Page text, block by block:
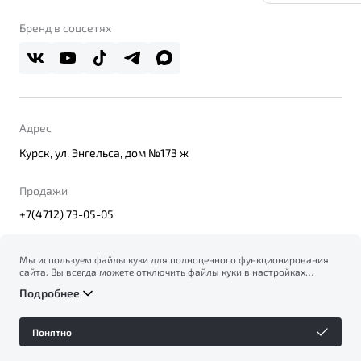
О дилерском центре
Правовая информация
Бренд в соцсетях
Адрес
Курск, ул. Энгельса, дом №173 ж
Продажи
+7(4712) 73-05-05
© 2026
Политика конфиденциальности персональных данных
Мы используем файлы куки для полноценного функционирования
сайта. Вы всегда можете отключить файлы куки в настройках
на сбор и использование файлов куки, и подтверждаете
возможной блокировке файлов куки вПолитике
конфиденциальности
Подробнее
Понятно